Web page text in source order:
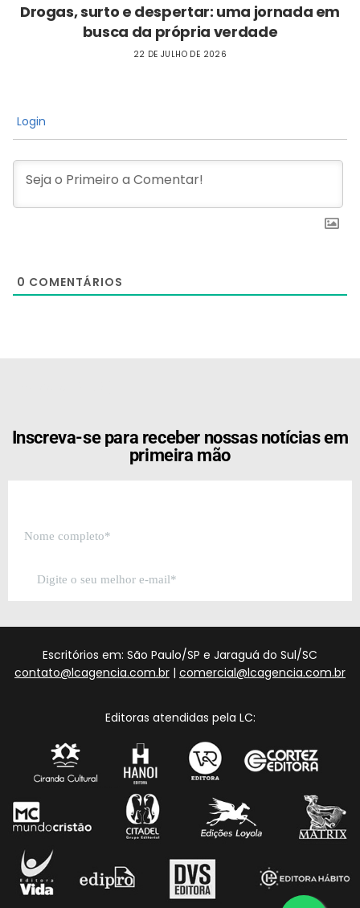
Drogas, surto e despertar: uma jornada em
busca da própria verdade
22 DE JULHO DE 2026
Login
0 COMENTÁRIOS
Inscreva-se para receber nossas notícias em
primeira mão
Escritórios em: São Paulo/SP e Jaraguá do Sul/SC
contato@lcagencia.com.br | comercial@lcagencia.com.br
Editoras atendidas pela LC: